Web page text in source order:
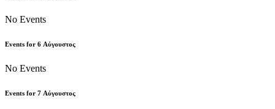
No Events
Events for 6 Αύγουστος
No Events
Events for 7 Αύγουστος